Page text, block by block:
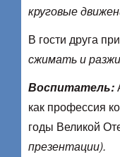
круговые
В гости друга
сжимать и
Воспитатель:
как профессия
годы Великой
презентации).